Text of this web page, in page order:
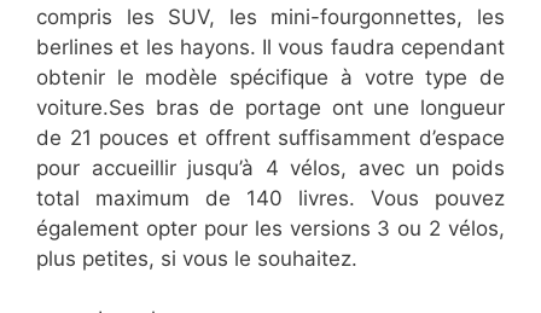
compris les SUV, les mini-fourgonnettes, les
berlines et les hayons. Il vous faudra cependant
obtenir le modèle spécifique à votre type de
voiture.Ses bras de portage ont une longueur
de 21 pouces et offrent suffisamment d’espace
pour accueillir jusqu’à 4 vélos, avec un poids
total maximum de 140 livres. Vous pouvez
également opter pour les versions 3 ou 2 vélos,
plus petites, si vous le souhaitez.